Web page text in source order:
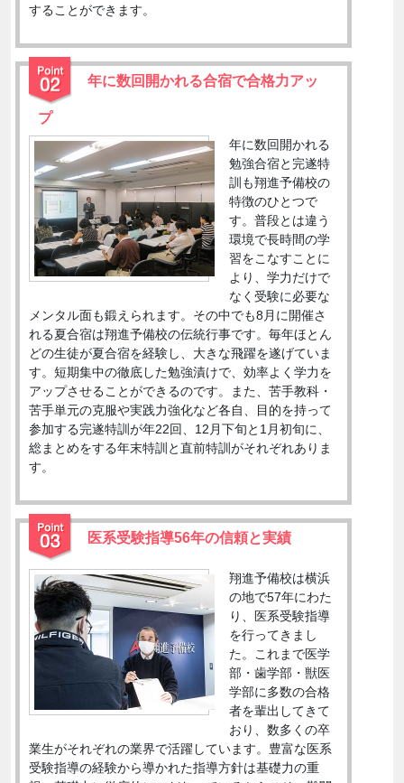
することができます。
年に数回開かれる合宿で合格力アッ
プ
年に数回開かれる
勉強合宿と完遂特
訓も翔進予備校の
特徴のひとつで
す。普段とは違う
環境で長時間の学
習をこなすことに
より、学力だけで
なく受験に必要な
メンタル面も鍛えられます。その中でも8月に開催さ
れる夏合宿は翔進予備校の伝統行事です。毎年ほとん
どの生徒が夏合宿を経験し、大きな飛躍を遂げていま
す。短期集中の徹底した勉強漬けで、効率よく学力を
アップさせることができるのです。また、苦手教科・
苦手単元の克服や実践力強化など各自、目的を持って
参加する完遂特訓が年22回、12月下旬と1月初旬に、
総まとめをする年末特訓と直前特訓がそれぞれありま
す。
医系受験指導56年の信頼と実績
翔進予備校は横浜
の地で57年にわた
り、医系受験指導
を行ってきまし
た。これまで医学
部・歯学部・獣医
学部に多数の合格
者を輩出してきて
おり、数多くの卒
業生がそれぞれの業界で活躍しています。豊富な医系
受験指導の経験から導かれた指導方針は基礎力の重